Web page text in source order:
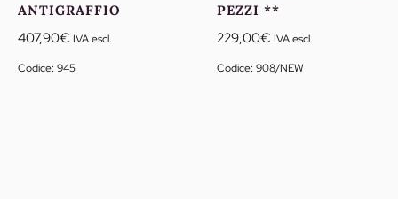
ANTIGRAFFIO
407,90€ IVA escl.
Codice: 945
PEZZI **
229,00€ IVA escl.
Codice: 908/NEW